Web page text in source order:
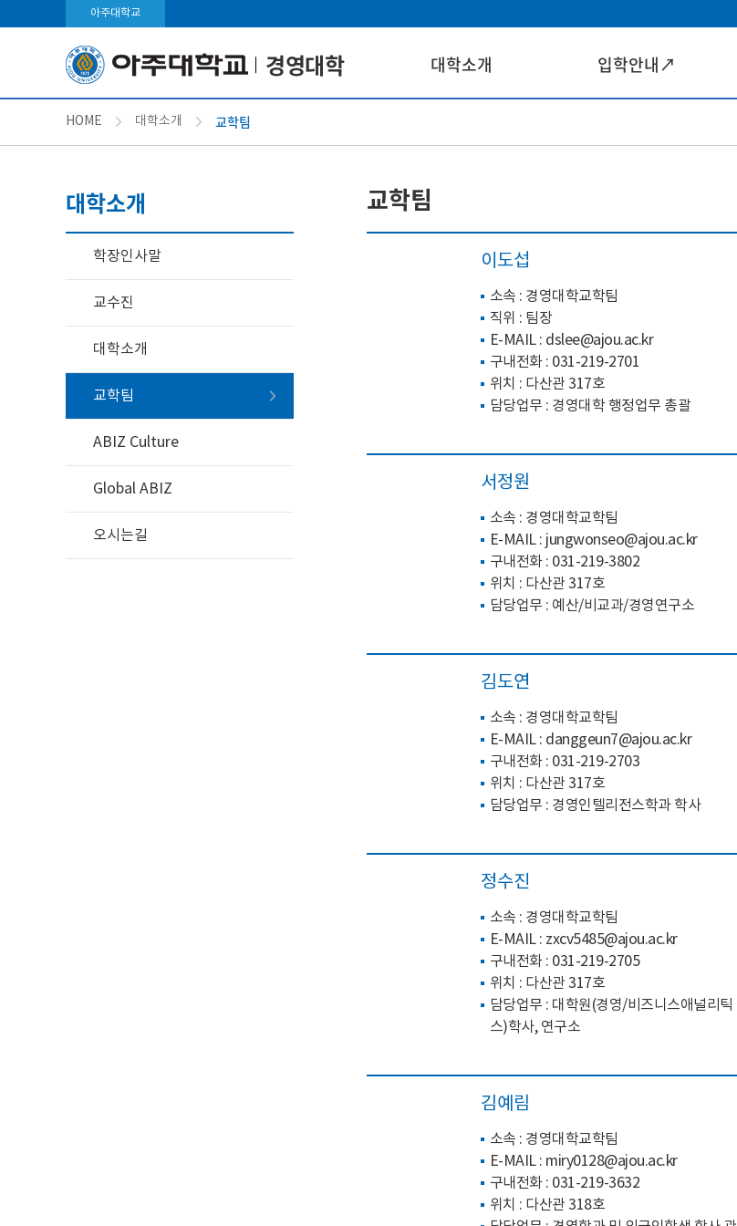
아주대학교
경영대학 대학소개 입학안내↗
HOME 대학소개 교학팀
대학소개
학장인사말
교수진
대학소개
교학팀
ABIZ Culture
Global ABIZ
오시는길
교학팀
이도섭
소속 : 경영대학교학팀
직위 : 팀장
E-MAIL : dslee@ajou.ac.kr
구내전화 : 031-219-2701
위치 : 다산관 317호
담당업무 : 경영대학 행정업무 총괄
서정원
소속 : 경영대학교학팀
E-MAIL : jungwonseo@ajou.ac.kr
구내전화 : 031-219-3802
위치 : 다산관 317호
담당업무 : 예산/비교과/경영연구소
김도연
소속 : 경영대학교학팀
E-MAIL : danggeun7@ajou.ac.kr
구내전화 : 031-219-2703
위치 : 다산관 317호
담당업무 : 경영인텔리전스학과 학사
정수진
소속 : 경영대학교학팀
E-MAIL : zxcv5485@ajou.ac.kr
구내전화 : 031-219-2705
위치 : 다산관 317호
담당업무 : 대학원(경영/비즈니스애널리틱
스)학사, 연구소
김예림
소속 : 경영대학교학팀
E-MAIL : miry0128@ajou.ac.kr
구내전화 : 031-219-3632
위치 : 다산관 318호